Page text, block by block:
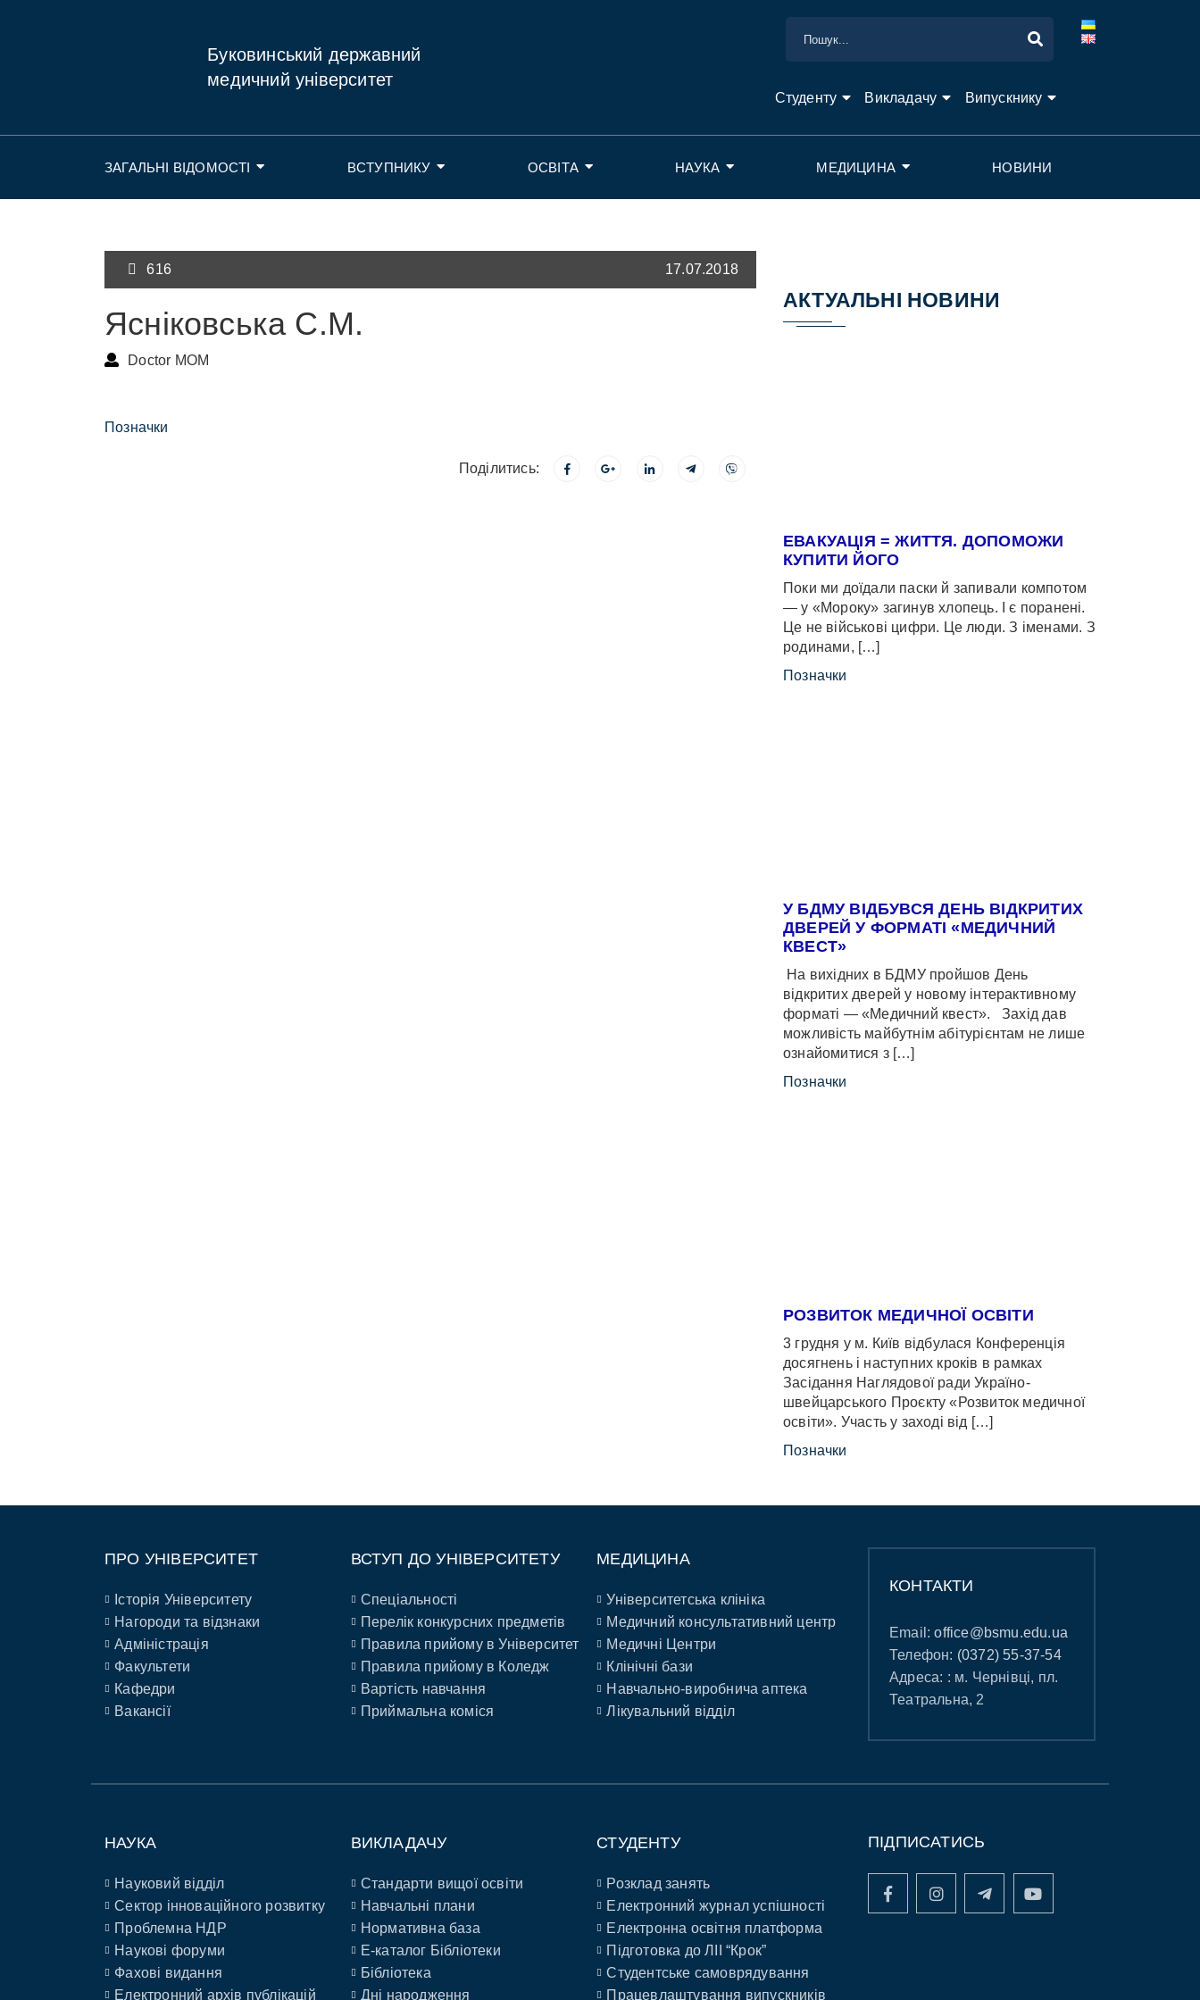
Буковинський державний
медичний університет
Студенту Викладачу Випускнику
ЗАГАЛЬНІ ВІДОМОСТІ ВСТУПНИКУ ОСВІТА НАУКА МЕДИЦИНА НОВИНИ
616 17.07.2018
Ясніковська С.М.
Doctor MOM
Позначки
Поділитись:
АКТУАЛЬНІ НОВИНИ
ЕВАКУАЦІЯ = ЖИТТЯ. ДОПОМОЖИ
КУПИТИ ЙОГО
Поки ми доїдали паски й запивали компотом
— у «Мороку» загинув хлопець. І є поранені.
Це не військові цифри. Це люди. З іменами. З
родинами, […]
Позначки
У БДМУ ВІДБУВСЯ ДЕНЬ ВІДКРИТИХ
ДВЕРЕЙ У ФОРМАТІ «МЕДИЧНИЙ
КВЕСТ»
На вихідних в БДМУ пройшов День
відкритих дверей у новому інтерактивному
форматі — «Медичний квест». Захід дав
можливість майбутнім абітурієнтам не лише
ознайомитися з […]
Позначки
РОЗВИТОК МЕДИЧНОЇ ОСВІТИ
3 грудня у м. Київ відбулася Конференція
досягнень і наступних кроків в рамках
Засідання Наглядової ради Україно-
швейцарського Проєкту «Розвиток медичної
освіти». Участь у заході від […]
Позначки
ПРО УНІВЕРСИТЕТ
Історія Університету
Нагороди та відзнаки
Адміністрація
Факультети
Кафедри
Вакансії
ВСТУП ДО УНІВЕРСИТЕТУ
Спеціальності
Перелік конкурсних предметів
Правила прийому в Університет
Правила прийому в Коледж
Вартість навчання
Приймальна коміся
МЕДИЦИНА
Університетська клініка
Медичний консультативний центр
Медичні Центри
Клінічні бази
Навчально-виробнича аптека
Лікувальний відділ
КОНТАКТИ
Email:office@bsmu.edu.ua
Телефон: (0372) 55-37-54
Адреса: : м. Чернівці, пл.
Театральна, 2
НАУКА
Науковий відділ
Сектор інноваційного розвитку
Проблемна НДР
Наукові форуми
Фахові видання
Електронний архів публікацій
ВИКЛАДАЧУ
Стандарти вищої освіти
Навчальні плани
Нормативна база
E-каталог Бібліотеки
Бібліотека
Дні народження
СТУДЕНТУ
Розклад занять
Електронний журнал успішності
Електронна освітня платформа
Підготовка до ЛІІ “Крок”
Студентське самоврядування
Працевлаштування випускників
ПІДПИСАТИСЬ